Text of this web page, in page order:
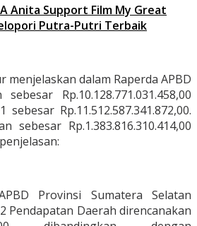
Anita Support Film My Great
Putra-Putri Terbaik
menjelaskan dalam Raperda APBD
Rp.10.128.771.031.458,00
Rp.11.512.587.341.872,00.
sebesar Rp.1.383.816.310.414,00
Provinsi Sumatera Selatan
Pendapatan Daerah direncanakan